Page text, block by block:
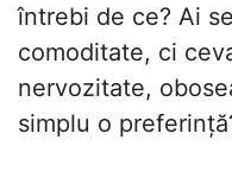
întrebi de ce? Ai
comoditate, ci
nervozitate,
simplu o